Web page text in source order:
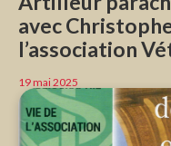
avec
l’association
19 mai 2025